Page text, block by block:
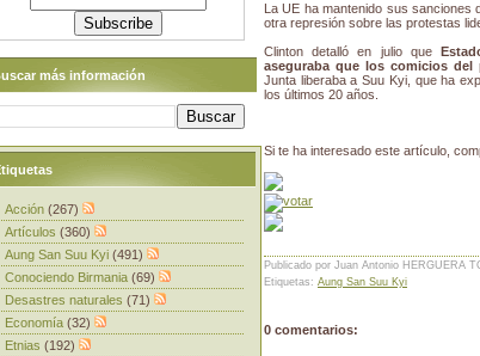
La UE ha mantenido sus sanciones
otra represión sobre las protestas
Clinton detalló en julio que
aseguraba que los comicios
Junta liberaba a Suu Kyi, que ha
los últimos 20 años.
Si te ha interesado este artículo,
Publicado por Juan Antonio HERGUERA
Etiquetas: Aung San Suu Kyi
0 comentarios:
más información
Acción (267)
Artículos (360)
Aung San Suu Kyi (491)
Conociendo Birmania (69)
Desastres naturales (71)
Economía (32)
Etnias (192)